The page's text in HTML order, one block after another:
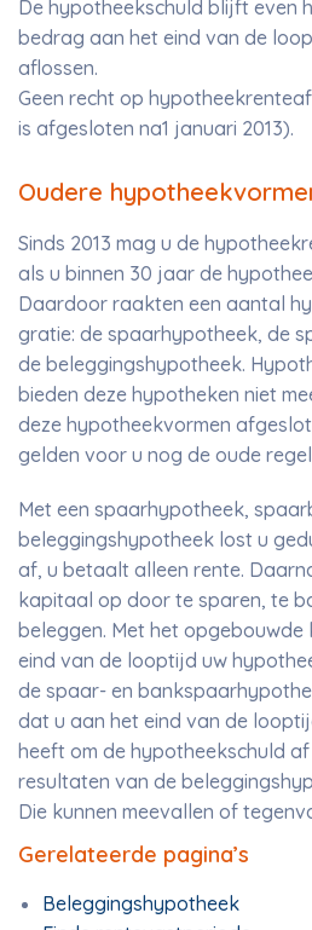
De hypotheekschuld blijft even
bedrag aan het eind van de
aflossen.
Geen recht op
is afgesloten na1 januari 2013).
Oudere
Sinds 2013 mag u de
als u binnen 30 jaar de
Daardoor raakten een aantal
gratie: de spaarhypotheek, de
de beleggingshypotheek.
bieden deze hypotheken niet
deze hypotheekvormen
gelden voor u nog de oude
Met een spaarhypotheek,
beleggingshypotheek lost u
af, u betaalt alleen rente.
kapitaal op door te sparen, te
beleggen. Met het
eind van de looptijd uw
de spaar- en
dat u aan het eind van de
heeft om de hypotheekschuld
resultaten van de
Die kunnen meevallen of
Gerelateerde pagina’s
Beleggingshypotheek